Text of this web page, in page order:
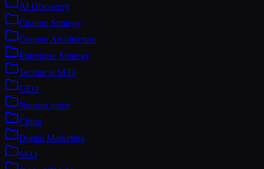
AI Discovery
Citation Strategy
Content Architecture
Enterprise Strategy
Technical SEO
GEO
Neuroscience
China
Digital Marketing
SEO